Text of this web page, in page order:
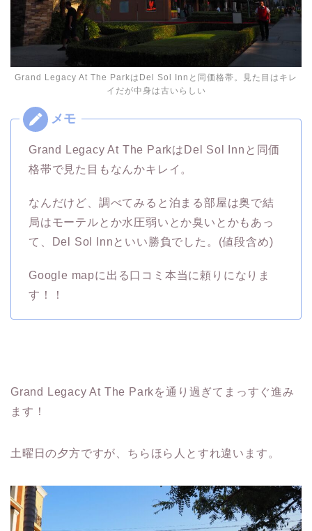
Grand Legacy At The ParkはDel Sol Innと同価格帯。見た目はキレ
イだが中身は古いらしい
Grand Legacy At The ParkはDel Sol Innと同価
格帯で見た目もなんかキレイ。
なんだけど、調べてみると泊まる部屋は奥で結
局はモーテルとか水圧弱いとか臭いとかもあっ
て、Del Sol Innといい勝負でした。(値段含め)
Google mapに出る口コミ本当に頼りになりま
す！！
Grand Legacy At The Parkを通り過ぎてまっすぐ進み
ます！
土曜日の夕方ですが、ちらほら人とすれ違います。